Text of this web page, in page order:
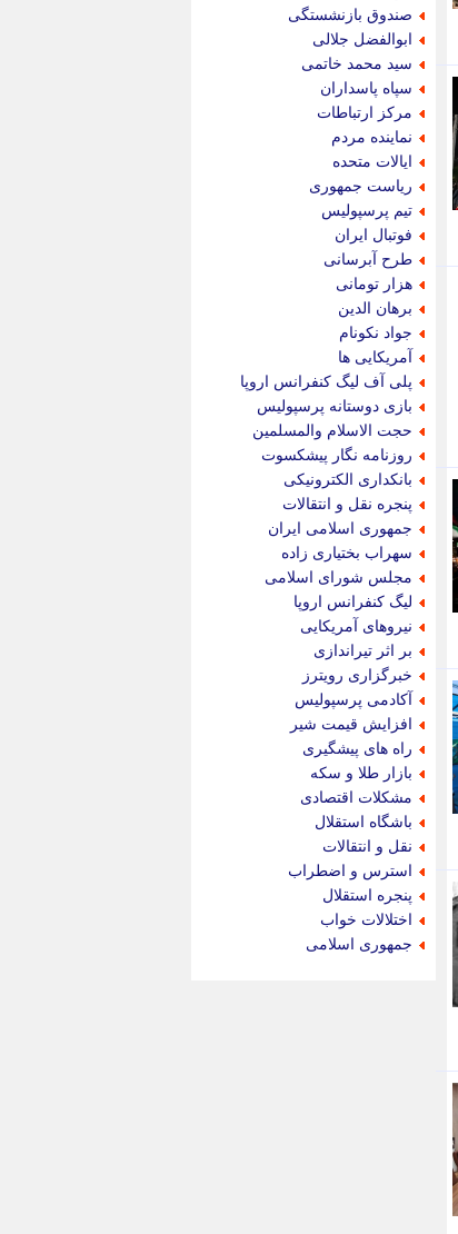
صندوق بازنشستگی
ابوالفضل جلالی
سید محمد خاتمی
سپاه پاسداران
مرکز ارتباطات
نماینده مردم
ایالات متحده
ریاست جمهوری
تیم پرسپولیس
فوتبال ایران
طرح آبرسانی
هزار تومانی
برهان الدین
جواد نکونام
آمریکایی ها
پلی آف لیگ کنفرانس اروپا
بازی دوستانه پرسپولیس
حجت الاسلام والمسلمین
روزنامه نگار پیشکسوت
بانکداری الکترونیکی
پنجره نقل و انتقالات
جمهوری اسلامی ایران
سهراب بختیاری زاده
مجلس شورای اسلامی
لیگ کنفرانس اروپا
نیروهای آمریکایی
بر اثر تیراندازی
خبرگزاری رویترز
آکادمی پرسپولیس
افزایش قیمت شیر
راه های پیشگیری
بازار طلا و سکه
مشکلات اقتصادی
باشگاه استقلال
نقل و انتقالات
استرس و اضطراب
پنجره استقلال
اختلالات خواب
جمهوری اسلامی